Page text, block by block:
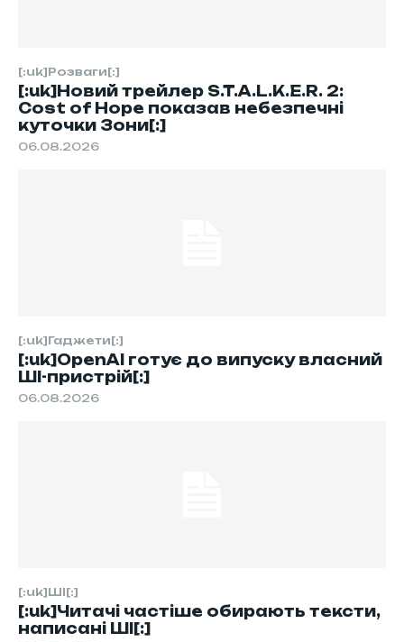
[:uk]Розваги[:]
[:uk]Новий трейлер S.T.A.L.K.E.R. 2:
Cost of Hope показав небезпечні
куточки Зони[:]
06.08.2026
[:uk]Гаджети[:]
[:uk]OpenAI готує до випуску власний
ШІ-пристрій[:]
06.08.2026
[:uk]ШІ[:]
[:uk]Читачі частіше обирають тексти,
написані ШІ[:]